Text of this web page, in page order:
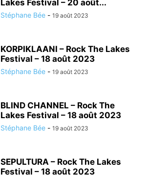
Lakes Festival – 20 août...
Stéphane Bée - 19 août 2023
KORPIKLAANI – Rock The Lakes
Festival – 18 août 2023
Stéphane Bée - 19 août 2023
BLIND CHANNEL – Rock The
Lakes Festival – 18 août 2023
Stéphane Bée - 19 août 2023
SEPULTURA – Rock The Lakes
Festival – 18 août 2023